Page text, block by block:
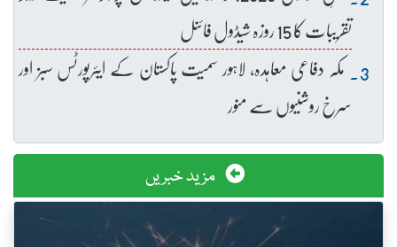
تقریبات کا 15 روزہ شیڈول فائنل
مکہ دفاعی معاہدہ، لاہور سمیت پاکستان کے ایئرپورٹس سبز اور
سرخ روشنیوں سے منور
مزید خبریں